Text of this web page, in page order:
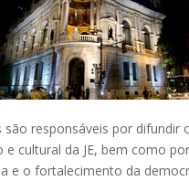
são responsáveis por difundir
e cultural da JE, bem como
e o fortalecimento da